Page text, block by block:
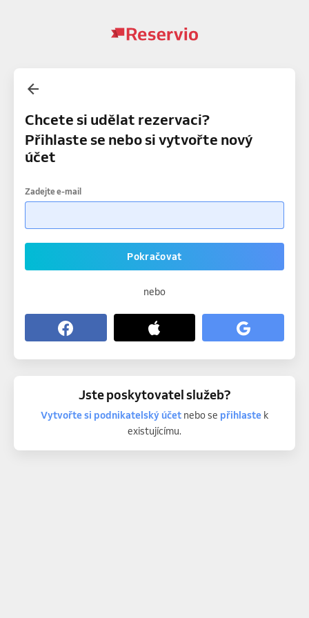
Chcete si udělat rezervaci?
Přihlaste se nebo si vytvořte nový
účet
Zadejte e-mail
Pokračovat
nebo
Jste poskytovatel služeb?
Vytvořte si podnikatelský účetnebo se přihlastek
existujícímu.